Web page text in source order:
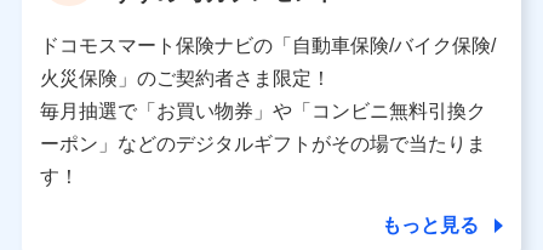
ドコモスマート保険ナビの「自動車保険/バイク保険/
火災保険」のご契約者さま限定！
毎月抽選で「お買い物券」や「コンビニ無料引換ク
ーポン」などのデジタルギフトがその場で当たりま
す！
もっと見る